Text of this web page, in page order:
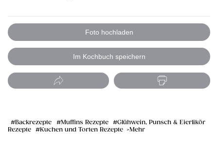
Foto hochladen
Im Kochbuch speichern
Backrezepte Muffins Rezepte
Glühwein, Punsch & Eierlikör
Rezepte
Kuchen und Torten Rezepte Mehr